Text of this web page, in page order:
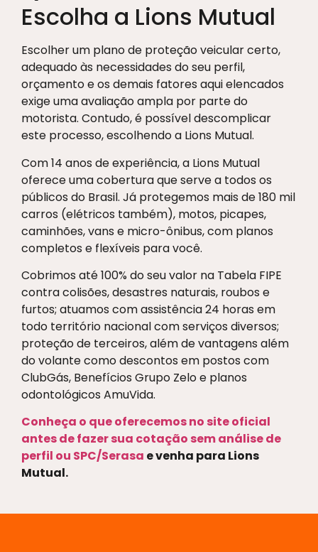
Escolha a Lions Mutual
Escolher um plano de proteção veicular certo,
adequado às necessidades do seu perfil,
orçamento e os demais fatores aqui elencados
exige uma avaliação ampla por parte do
motorista. Contudo, é possível descomplicar
este processo, escolhendo a Lions Mutual.
Com 14 anos de experiência, a Lions Mutual
oferece uma cobertura que serve a todos os
públicos do Brasil. Já protegemos mais de 180 mil
carros (elétricos também), motos, picapes,
caminhões, vans e micro-ônibus, com planos
completos e flexíveis para você.
Cobrimos até 100% do seu valor na Tabela FIPE
contra colisões, desastres naturais, roubos e
furtos; atuamos com assistência 24 horas em
todo território nacional com serviços diversos;
proteção de terceiros, além de vantagens além
do volante como descontos em postos com
ClubGás, Benefícios Grupo Zelo e planos
odontológicos AmuVida.
Conheça o que oferecemos no site oficial
antes de fazer sua cotação sem análise de
perfil ou SPC/Serasa e venha para Lions
Mutual.